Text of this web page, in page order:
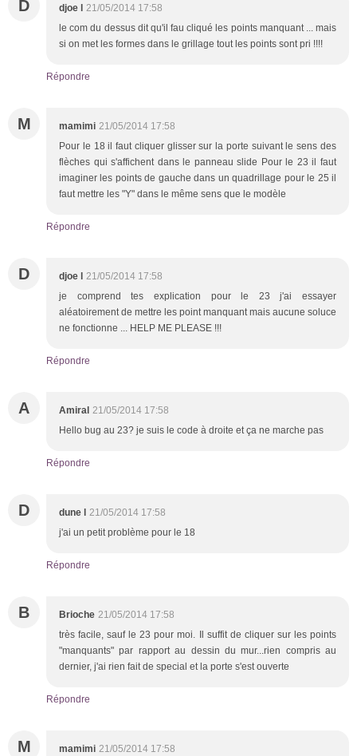
D djoe l 21/05/2014 17:58
le com du dessus dit qu'il fau cliqué les points manquant ... mais
si on met les formes dans le grillage tout les points sont pri !!!!
Répondre
M mamimi 21/05/2014 17:58
Pour le 18 il faut cliquer glisser sur la porte suivant le sens des
flèches qui s'affichent dans le panneau slide Pour le 23 il faut
imaginer les points de gauche dans un quadrillage pour le 25 il
faut mettre les "Y" dans le même sens que le modèle
Répondre
D djoe l 21/05/2014 17:58
je comprend tes explication pour le 23 j'ai essayer
aléatoirement de mettre les point manquant mais aucune soluce
ne fonctionne ... HELP ME PLEASE !!!
Répondre
A Amiral 21/05/2014 17:58
Hello bug au 23? je suis le code à droite et ça ne marche pas
Répondre
D dune l 21/05/2014 17:58
j'ai un petit problème pour le 18
Répondre
B Brioche 21/05/2014 17:58
très facile, sauf le 23 pour moi. Il suffit de cliquer sur les points
"manquants" par rapport au dessin du mur...rien compris au
dernier, j'ai rien fait de special et la porte s'est ouverte
Répondre
M mamimi 21/05/2014 17:58